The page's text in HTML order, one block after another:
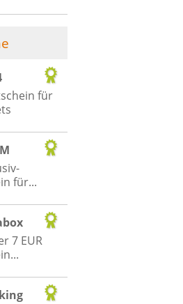
für
für...
7 EUR